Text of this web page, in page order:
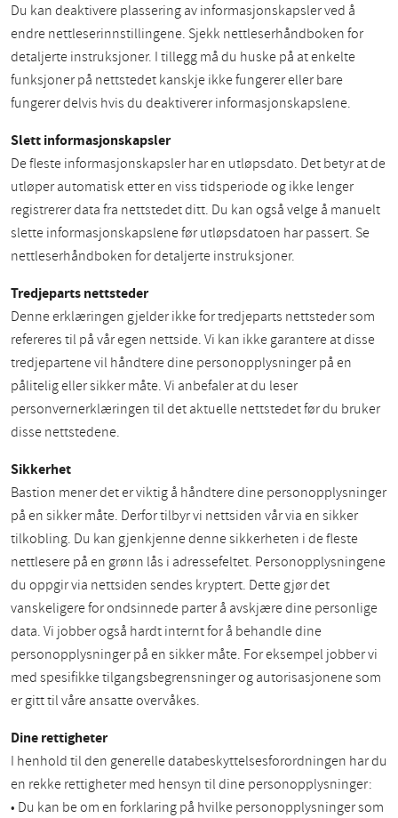
Du kan deaktivere plassering av informasjonskapsler ved å
endre nettleserinnstillingene. Sjekk nettleserhåndboken for
detaljerte instruksjoner. I tillegg må du huske på at enkelte
funksjoner på nettstedet kanskje ikke fungerer eller bare
fungerer delvis hvis du deaktiverer informasjonskapslene.
Slett informasjonskapsler
De fleste informasjonskapsler har en utløpsdato. Det betyr at de
utløper automatisk etter en viss tidsperiode og ikke lenger
registrerer data fra nettstedet ditt. Du kan også velge å manuelt
slette informasjonskapslene før utløpsdatoen har passert. Se
nettleserhåndboken for detaljerte instruksjoner.
Tredjeparts nettsteder
Denne erklæringen gjelder ikke for tredjeparts nettsteder som
refereres til på vår egen nettside. Vi kan ikke garantere at disse
tredjepartene vil håndtere dine personopplysninger på en
pålitelig eller sikker måte. Vi anbefaler at du leser
personvernerklæringen til det aktuelle nettstedet før du bruker
disse nettstedene.
Sikkerhet
Bastion mener det er viktig å håndtere dine personopplysninger
på en sikker måte. Derfor tilbyr vi nettsiden vår via en sikker
tilkobling. Du kan gjenkjenne denne sikkerheten i de fleste
nettlesere på en grønn lås i adressefeltet. Personopplysningene
du oppgir via nettsiden sendes kryptert. Dette gjør det
vanskeligere for ondsinnede parter å avskjære dine personlige
data. Vi jobber også hardt internt for å behandle dine
personopplysninger på en sikker måte. For eksempel jobber vi
med spesifikke tilgangsbegrensninger og autorisasjonene som
er gitt til våre ansatte overvåkes.
Dine rettigheter
I henhold til den generelle databeskyttelsesforordningen har du
en rekke rettigheter med hensyn til dine personopplysninger:
• Du kan be om en forklaring på hvilke personopplysninger som